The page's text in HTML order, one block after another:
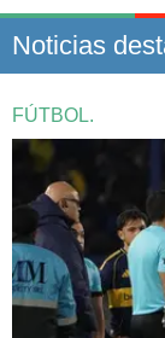
Noticias
FÚTBOL.